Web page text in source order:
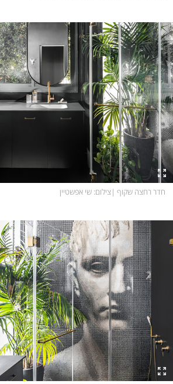
חדר רחצה שקוף |צילום: שי אפשטיין